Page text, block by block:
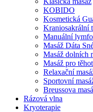
KOBIDO
Kosmetická
Kraniosakrální
Manuální
Masáž Dáta
Masáž dolních
Masáž pro
Relaxační
Sportovní
Breussova
Rázová vlna
Kryoterapie